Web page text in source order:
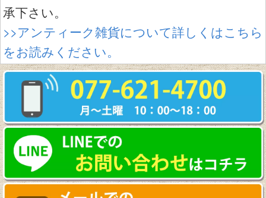
承下さい。
>>アンティーク雑貨について詳しくはこちら
をお読みください。